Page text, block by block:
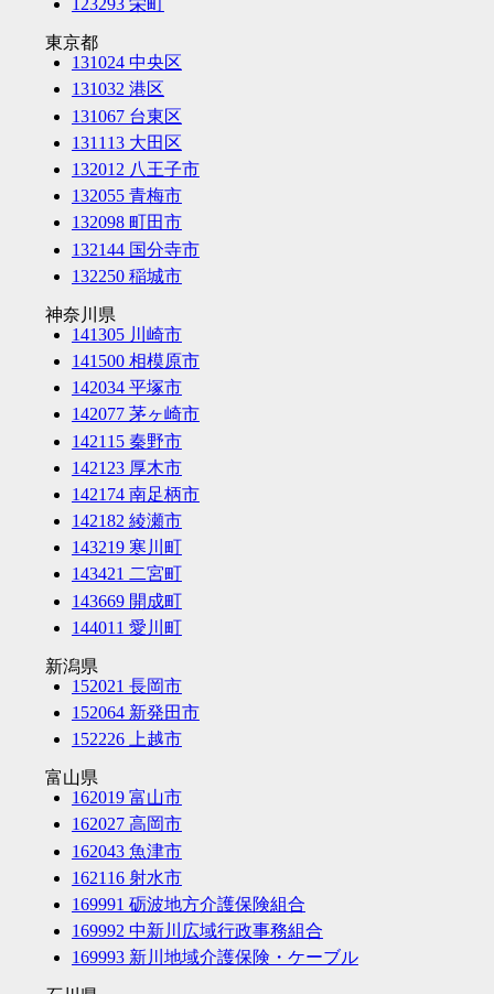
123293 栄町
東京都
131024 中央区
131032 港区
131067 台東区
131113 大田区
132012 八王子市
132055 青梅市
132098 町田市
132144 国分寺市
132250 稲城市
神奈川県
141305 川崎市
141500 相模原市
142034 平塚市
142077 茅ヶ崎市
142115 秦野市
142123 厚木市
142174 南足柄市
142182 綾瀬市
143219 寒川町
143421 二宮町
143669 開成町
144011 愛川町
新潟県
152021 長岡市
152064 新発田市
152226 上越市
富山県
162019 富山市
162027 高岡市
162043 魚津市
162116 射水市
169991 砺波地方介護保険組合
169992 中新川広域行政事務組合
169993 新川地域介護保険・ケーブル